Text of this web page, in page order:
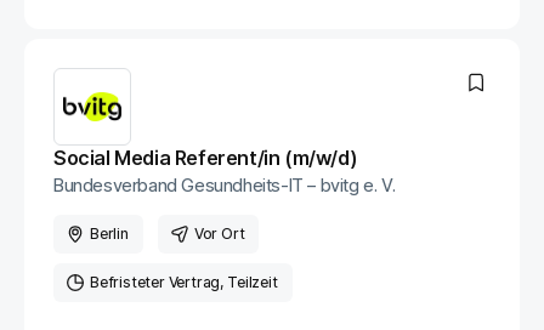
Social Media Referent/in (m/w/d)
Bundesverband Gesundheits-IT – bvitg e. V.
Berlin Vor Ort
Befristeter Vertrag Teilzeit